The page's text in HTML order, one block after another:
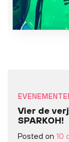
Vier de
SPARKOH!
Posted on 10